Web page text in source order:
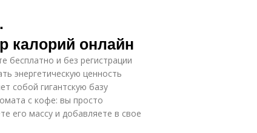
калорий онлайн
бесплатно и без регистрации
энергетическую ценность
собой гигантскую базу
с кофе: вы просто
его массу и добавляете в свое